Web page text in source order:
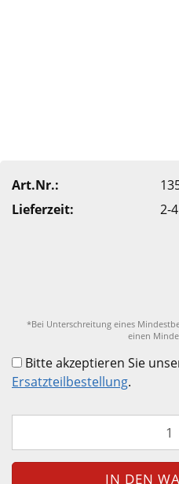
Art.Nr.:
Lieferzeit:
2-
*Bei Unterschreitung eines
einen
Bitte akzeptieren Sie
Ersatzteilbestellung.